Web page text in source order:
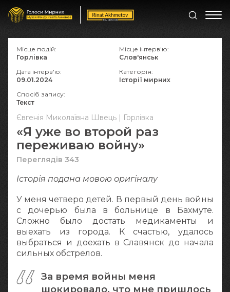
Євгенія Миколаївна Швець | Горлівка
«Я уже во второй раз
переживаю войну»
Переглядів 343
Історія подана мовою оригіналy
У меня четверо детей. В первый день войны
с дочерью была в больнице в Бахмуте.
Сложно было достать медикаменты и
выехать из города. К счастью, удалось
выбраться и доехать в Славянск до начала
сильных обстрелов.
За время войны меня
шокировало, что мне пришлось
Місце подій:
Горлівка
Місце інтерв'ю:
Слов'янськ
Дата інтерв'ю:
09.01.2024
Категорія:
Історії мирних
Спосіб запису:
Текст